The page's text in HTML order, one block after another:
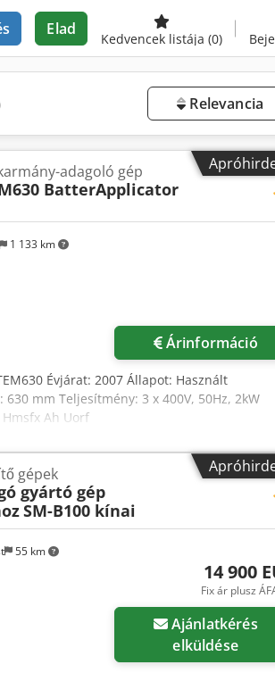
Elad
Kedvencek listája (0)
Relevancia
1 133 km
adagoló gép
BatterApplicator
Árinformáció
Évjárat: 2007 Állapot: Használt
630 mm Teljesítmény: 3 x 400V, 50Hz, 2kW
Ah Uorf
55 km
gépek
gyártó gép
SM-B100 kínai
14 900
Fix ár plusz
Ajánlatkérés
elküldése